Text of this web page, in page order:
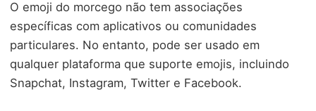
O emoji do morcego não tem associações
específicas com aplicativos ou comunidades
particulares. No entanto, pode ser usado em
qualquer plataforma que suporte emojis, incluindo
Snapchat, Instagram, Twitter e Facebook.